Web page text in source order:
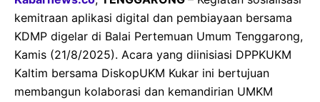
kemitraan aplikasi digital dan pembiayaan bersama
KDMP digelar di Balai Pertemuan Umum Tenggarong,
Kamis (21/8/2025). Acara yang diinisiasi DPPKUKM
Kaltim bersama DiskopUKM Kukar ini bertujuan
membangun kolaborasi dan kemandirian UMKM